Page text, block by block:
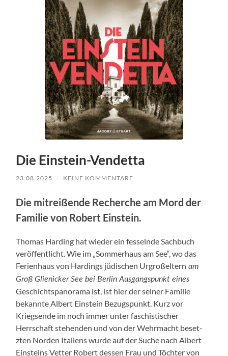
Die Einstein-Vendetta
23.08.2025 / KEINE KOMMENTARE
Die mitreißende Recherche am Mord der
Fam­i­lie von Robert Ein­stein.
Thomas Hard­ing hat wieder ein fes­sel­nde Sach­buch
veröf­fentlicht. Wie im „Som­mer­haus am See“, wo das
Ferien­haus von Hard­ings jüdis­chen Urgroßel­tern am
Groß Glienick­er See bei Berlin Aus­gangspunkt eines
Geschichtspanora­ma ist, ist hier der sein­er Fam­i­lie
bekan­nte Albert Ein­stein Bezugspunkt. Kurz vor
Kriegsende im noch immer unter faschis­tis­ch­er
Herrschaft ste­hen­den und von der Wehrma­cht beset­
zten Nor­den Ital­iens wurde auf der Suche nach Albert
Ein­steins Vet­ter Robert dessen Frau und Töchter von